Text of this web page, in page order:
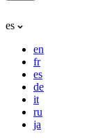
es
en
fr
es
de
it
ru
ja